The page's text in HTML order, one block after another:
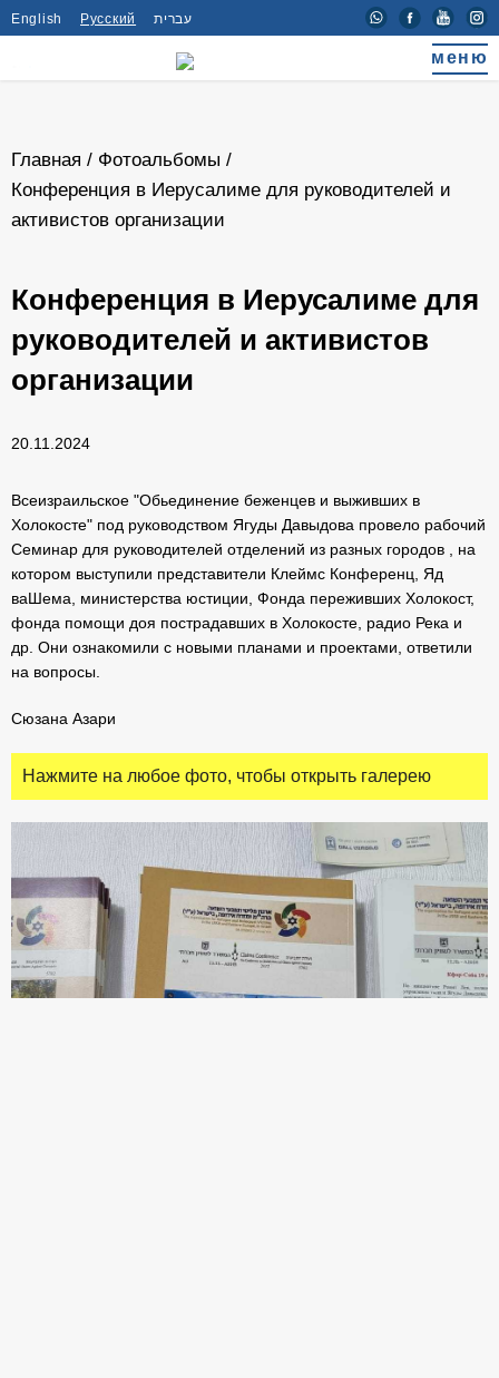
English Русский עברית
меню
Главная / Фотоальбомы /
Конференция в Иерусалиме для руководителей и
активистов организации
Конференция в Иерусалиме для
руководителей и активистов
организации
20.11.2024
Всеизраильское "Обьединение беженцев и выживших в
Холокосте" под руководством Ягуды Давыдова провело рабочий
Семинар для руководителей отделений из разных городов , на
котором выступили представители Клеймс Конференц, Яд
ваШема, министерства юстиции, Фонда переживших Холокост,
фонда помощи доя пострадавших в Холокосте, радио Река и
др. Они ознакомили с новыми планами и проектами, ответили
на вопросы.
Сюзана Азари
Нажмите на любое фото, чтобы открыть галерею